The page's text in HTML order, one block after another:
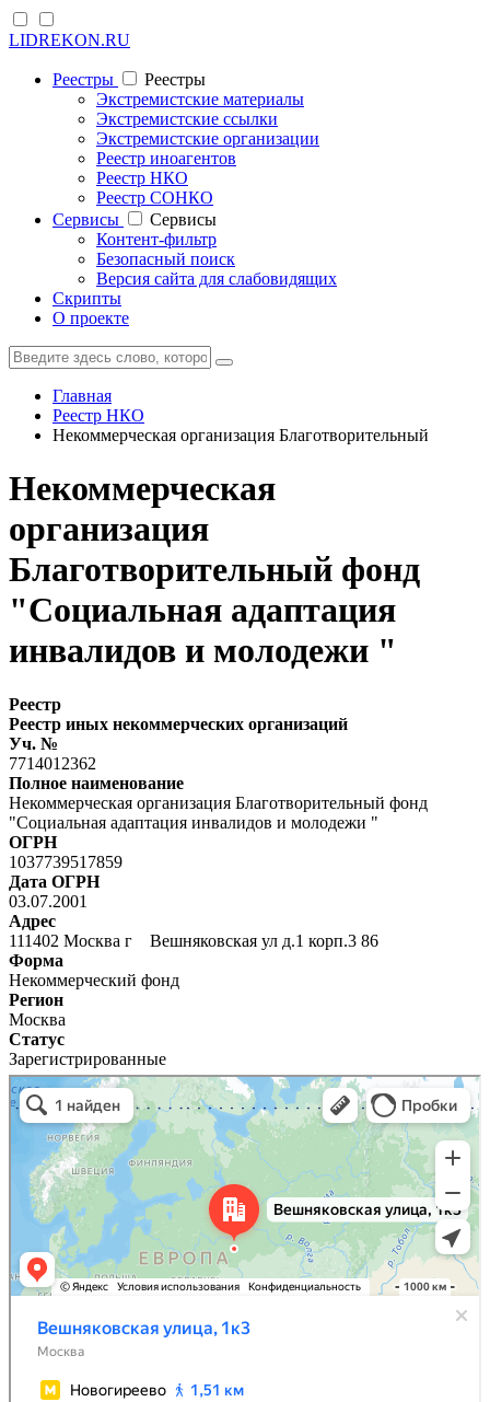
LIDREKON.RU
Реестры
Реестры
Экстремистские материалы
Экстремистские ссылки
Экстремистские организации
Реестр иноагентов
Реестр НКО
Реестр СОНКО
Cервисы
Cервисы
Контент-фильтр
Безопасный поиск
Версия сайта для слабовидящих
Скрипты
О проекте
Главная
Реестр НКО
Некоммерческая организация Благотворительный
Некоммерческая
организация
Благотворительный фонд
"Социальная адаптация
инвалидов и молодежи "
Реестр
Реестр иных некоммерческих организаций
Уч. №
7714012362
Полное наименование
Некоммерческая организация Благотворительный фонд
"Социальная адаптация инвалидов и молодежи "
ОГРН
1037739517859
Дата ОГРН
03.07.2001
Адрес
111402 Москва г Вешняковская ул д.1 корп.3 86
Форма
Некоммерческий фонд
Регион
Москва
Статус
Зарегистрированные